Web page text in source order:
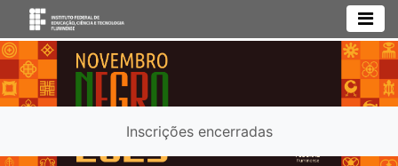
Inscrições encerradas